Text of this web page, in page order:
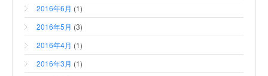
2016年6月 (1)
2016年5月 (3)
2016年4月 (1)
2016年3月 (1)